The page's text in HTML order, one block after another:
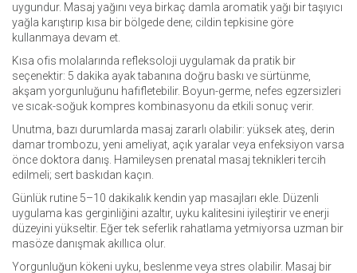
uygundur. Masaj yağını veya birkaç damla aromatik yağı bir taşıyıcı
yağla karıştırıp kısa bir bölgede dene; cildin tepkisine göre
kullanmaya devam et.
Kısa ofis molalarında refleksoloji uygulamak da pratik bir
seçenektir: 5 dakika ayak tabanına doğru baskı ve sürtünme,
akşam yorgunluğunu hafifletebilir. Boyun-germe, nefes egzersizleri
ve sıcak-soğuk kompres kombinasyonu da etkili sonuç verir.
Unutma, bazı durumlarda masaj zararlı olabilir: yüksek ateş, derin
damar trombozu, yeni ameliyat, açık yaralar veya enfeksiyon varsa
önce doktora danış. Hamileysen prenatal masaj teknikleri tercih
edilmeli; sert baskıdan kaçın.
Günlük rutine 5–10 dakikalık kendin yap masajları ekle. Düzenli
uygulama kas gerginliğini azaltır, uyku kalitesini iyileştirir ve enerji
düzeyini yükseltir. Eğer tek seferlik rahatlama yetmiyorsa uzman bir
masöze danışmak akıllıca olur.
Yorgunluğun kökeni uyku, beslenme veya stres olabilir. Masaj bir